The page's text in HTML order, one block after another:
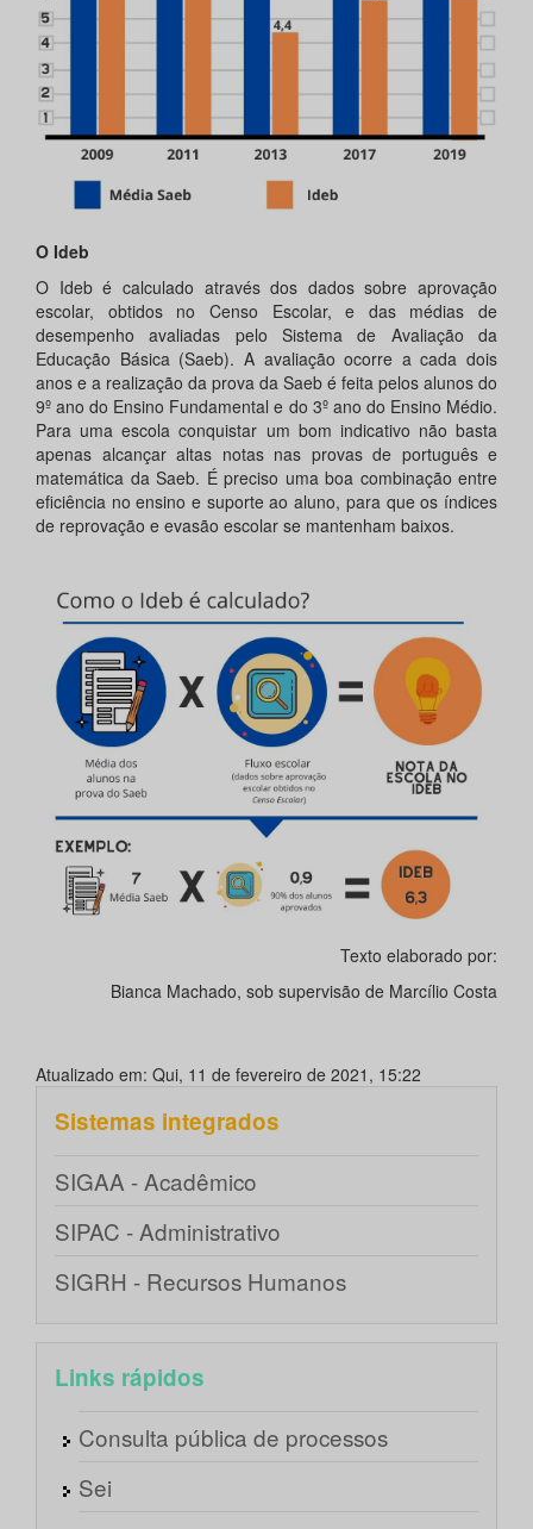
O Ideb
O Ideb é calculado através dos dados sobre aprovação
escolar, obtidos no Censo Escolar, e das médias de
desempenho avaliadas pelo Sistema de Avaliação da
Educação Básica (Saeb). A avaliação ocorre a cada dois
anos e a realização da prova da Saeb é feita pelos alunos do
9º ano do Ensino Fundamental e do 3º ano do Ensino Médio.
Para uma escola conquistar um bom indicativo não basta
apenas alcançar altas notas nas provas de português e
matemática da Saeb. É preciso uma boa combinação entre
eficiência no ensino e suporte ao aluno, para que os índices
de reprovação e evasão escolar se mantenham baixos.
Texto elaborado por:
Bianca Machado, sob supervisão de Marcílio Costa
Atualizado em: Qui, 11 de fevereiro de 2021, 15:22
Sistemas integrados
SIGAA - Acadêmico
SIPAC - Administrativo
SIGRH - Recursos Humanos
Links rápidos
Consulta pública de processos
Sei